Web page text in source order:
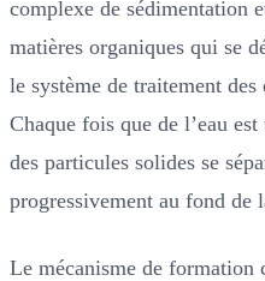
complexe de sédimentation
matières organiques qui se
le système de traitement des
Chaque fois que de l’eau
des particules solides se
progressivement au fond de
Le mécanisme de formation